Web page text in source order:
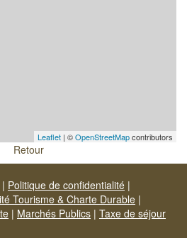
Leaflet | ©OpenStreetMapcontributors
Retour
| Politique de confidentialité |
Tourisme & Charte Durable |
| Marchés Publics | Taxe de séjour